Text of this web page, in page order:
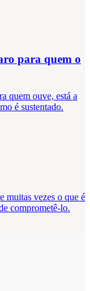
para quem o
quem ouve, está a
é sustentado.
muitas vezes o que é
comprometê-lo.